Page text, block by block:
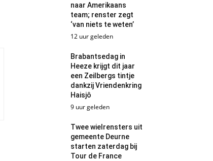
naar Amerikaans
team; renster zegt
‘van niets te weten’
12 uur geleden
Brabantsedag in
Heeze krijgt dit jaar
een Zeilbergs tintje
dankzij Vriendenkring
Haisjô
9 uur geleden
Twee wielrensters uit
gemeente Deurne
starten zaterdag bij
Tour de France